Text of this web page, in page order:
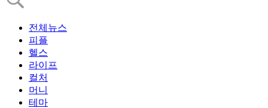
전체뉴스
피플
헬스
라이프
컬처
머니
테마